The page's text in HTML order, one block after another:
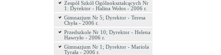
Zespół Szkół Ogólnokształcących Nr
1: Dyrektor - Halina Wołos - 2006 r.
Gimnazjum Nr 5; Dyrektor - Teresa
Chyła - 2006 r.
Przedszkole Nr 10; Dyrektor - Helena
Hawryło - 2006 r.
Gimnazjum Nr 1; Dyrektor - Mariola
Tyrała - 2006 r.